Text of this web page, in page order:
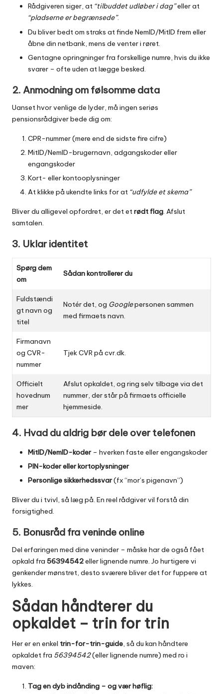
Rådgiveren siger, at “tilbuddet udløber i dag”eller at
“pladserne er begrænsede”.
Du bliver bedt om straks at finde NemID/MitID frem eller
åbne din netbank, mens de venter i røret.
Gentagne opringninger fra forskellige numre, hvis du ikke
svarer – ofte uden at lægge besked.
2. Anmodning om følsomme data
Uanset hvor venlige de lyder, må ingen seriøs
pensionsrådgiver bede dig om:
CPR-nummer (mere end de sidste fire cifre)
MitID/NemID-brugernavn, adgangskoder eller
engangskoder
Kort- eller kontooplysninger
At klikke på ukendte links for at “udfylde et skema”
Bliver du alligevel opfordret, er det etrødt flag. Afslut
samtalen.
3. Uklar identitet
Spørg dem
om
Sådan kontrollerer du
Fuldstændi
gt navn og
titel
Notér det, og Googlepersonen sammen
med firmaets navn.
Firmanavn
og CVR-
nummer
Tjek CVR på cvr.dk.
Officielt
hovednum
mer
Afslut opkaldet, og ring selv tilbage via det
nummer, der står på firmaets officielle
hjemmeside.
4. Hvad du aldrig bør dele over telefonen
MitID/NemID-koder– hverken faste eller engangskoder
PIN-koder eller kortoplysninger
Personlige sikkerhedssvar(fx “mor’s pigenavn”)
Bliver du i tvivl, så læg på. En reel rådgiver vil forstå din
forsigtighed.
5. Bonusråd fra veninde online
Del erfaringen med dine veninder – måske har de også fået
opkald fra 56394542eller lignende numre. Jo hurtigere vi
genkender mønstret, desto sværere bliver det for fuppere at
lykkes.
Sådan håndterer du
opkaldet – trin for trin
Her er en enkel trin-for-trin-guide, så du kan håndtere
opkaldet fra 56394542(eller lignende numre) med ro i
maven:
Tag en dyb indånding – og vær høflig: